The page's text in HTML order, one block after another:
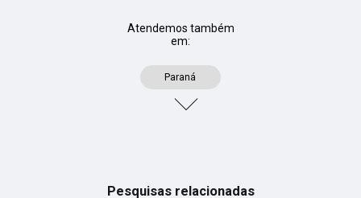
Atendemos também
em:
Paraná
Pesquisas relacionadas